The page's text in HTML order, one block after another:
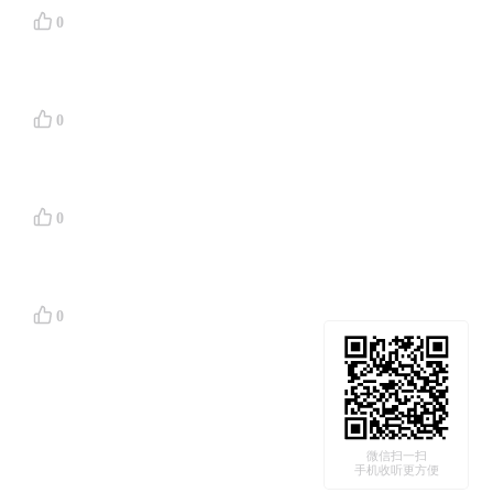
住招聘
出团
0
0
0
0
微信扫一扫
手机收听更方便